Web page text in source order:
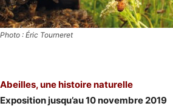
Photo : Éric Tourneret
Abeilles, une histoire naturelle
Exposition jusqu’au 10 novembre 2019